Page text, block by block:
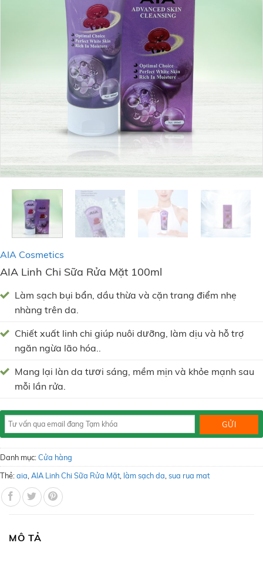
AIA Cosmetics
AIA Linh Chi Sữa Rửa Mặt 100ml
Làm sạch bụi bẩn, dầu thừa và cặn trang điểm nhẹ
nhàng trên da.
Chiết xuất linh chi giúp nuôi dưỡng, làm dịu và hỗ trợ
ngăn ngừa lão hóa..
Mang lại làn da tươi sáng, mềm mịn và khỏe mạnh sau
mỗi lần rửa.
Danh mục:Cửa hàng
Thẻ:aia AIA Linh Chi Sữa Rửa Mặt, làm sạch da sua rua mat
MÔ TẢ